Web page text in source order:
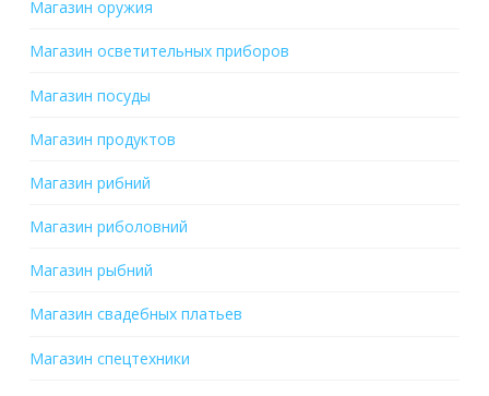
Магазин оружия
Магазин осветительных приборов
Магазин посуды
Магазин продуктов
Магазин рибний
Магазин риболовний
Магазин рыбний
Магазин свадебных платьев
Магазин спецтехники